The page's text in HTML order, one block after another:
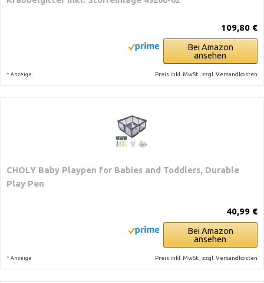
109,80 €
Bei Amazon
ansehen
* Anzeige Preis inkl. MwSt., zzgl. Versandkosten
CHOLY Baby Playpen for Babies and Toddlers, Durable
Play Pen
40,99 €
Bei Amazon
ansehen
* Anzeige Preis inkl. MwSt., zzgl. Versandkosten